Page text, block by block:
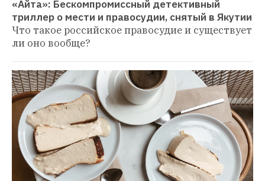
«Айта»: Бескомпромиссный детективный
триллер о мести и правосудии, снятый в Якутии
Что такое российское правосудие и существует
ли оно вообще?